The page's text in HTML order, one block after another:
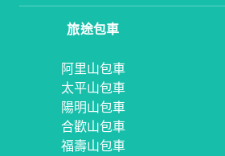
旅途包車
阿里山包車
太平山包車
陽明山包車
合歡山包車
福壽山包車